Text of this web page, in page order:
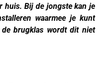
huis. Bij de jongste kan je
waarmee je kunt
brugklas wordt dit niet